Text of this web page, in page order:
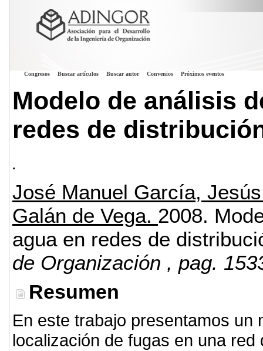
Congresos Buscar artículos Buscar autor Convenios Próximos eventos
Modelo de análisis
redes de
.
José Manuel García,
Galán de Vega. 2008.
agua en redes de
de Organización , pag.
Resumen
En este trabajo presentamos un
localización de fugas en una